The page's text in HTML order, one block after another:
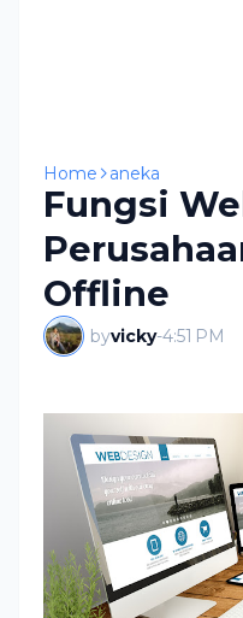
Home aneka
Fungsi
Offline
byvicky-4:51 PM